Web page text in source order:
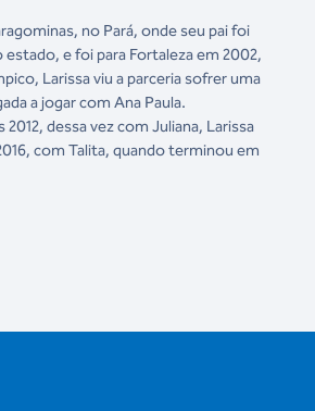
no Pará, onde seu pai foi
e foi para Fortaleza em 2002,
Larissa viu a parceria sofrer uma
a jogar com Ana Paula.
dessa vez com Juliana, Larissa
com Talita, quando terminou em